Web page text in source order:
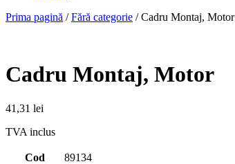
Prima pagină /Fără categorie / Cadru Montaj, Motor
Cadru Montaj, Motor
41,31 lei
TVA inclus
Cod 89134